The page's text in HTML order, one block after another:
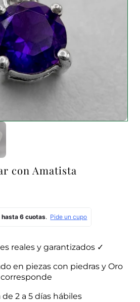
con Amatista
reales y garantizados ✓
en piezas con piedras y Oro
2 a 5 días hábiles